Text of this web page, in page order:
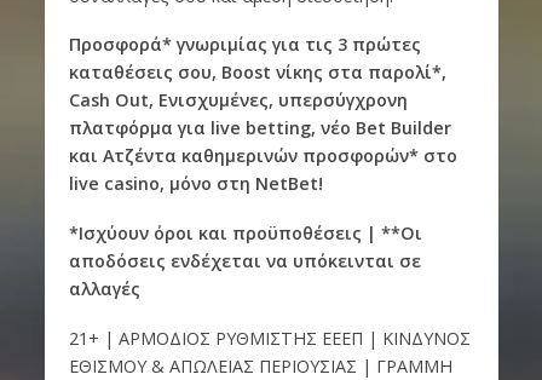
Προσφορά* γνωριμίας για τις 3 πρώτες
καταθέσεις σου, Boost νίκης στα παρολί*,
Cash Out, Ενισχυμένες, υπερσύγχρονη
πλατφόρμα για live betting, νέο Bet Builder
και Ατζέντα καθημερινών προσφορών* στο
live casino, μόνο στη NetBet!
*Ισχύουν όροι και προϋποθέσεις | **Οι
αποδόσεις ενδέχεται να υπόκεινται σε
αλλαγές
21+ | ΑΡΜΟΔΙΟΣ ΡΥΘΜΙΣΤΗΣ ΕΕΕΠ | ΚΙΝΔΥΝΟΣ
ΕΘΙΣΜΟΥ & ΑΠΩΛΕΙΑΣ ΠΕΡΙΟΥΣΙΑΣ | ΓΡΑΜΜΗ